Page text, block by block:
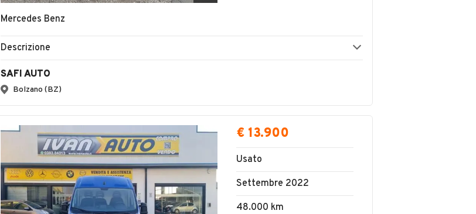
Mercedes Benz
Descrizione
SAFI AUTO
Bolzano (BZ)
€ 13.900
Usato
Settembre 2022
48.000 km